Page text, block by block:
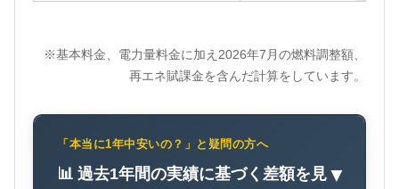
※基本料金、電力量料金に加え2026年7月の燃料調整額、
再エネ賦課金を含んだ計算をしています。
「本当に1年中安いの？」と疑問の方へ
📊 過去1年間の実績に基づく差額を見▼